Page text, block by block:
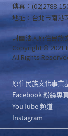
傳真：(02)2788-
地址：台北市南港
財團法人原住民族
Copyright © 2021
All Rights
原住民族文化事業
Facebook 粉絲專頁
YouTube 頻道
Instagram